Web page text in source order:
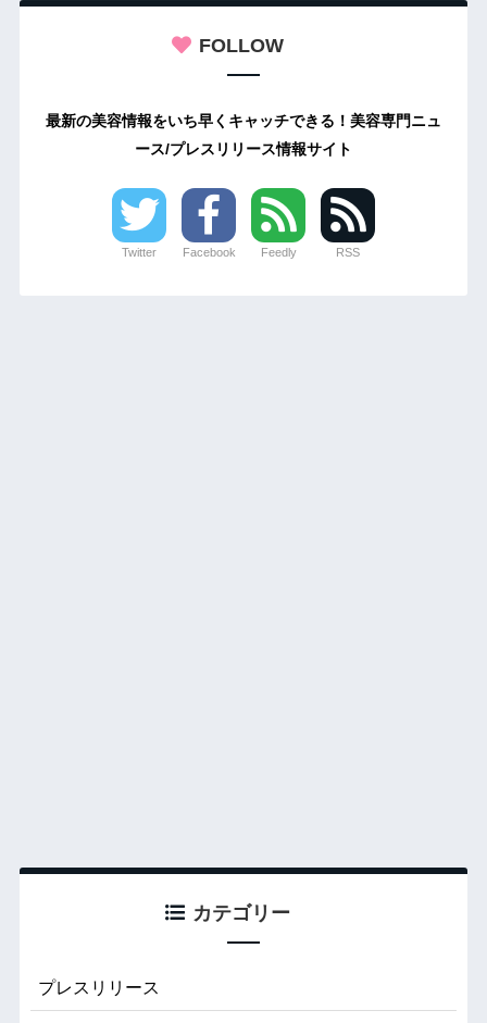
FOLLOW
最新の美容情報をいち早くキャッチできる！美容専門ニュ
ース/プレスリリース情報サイト
Twitter Facebook Feedly RSS
カテゴリー
プレスリリース